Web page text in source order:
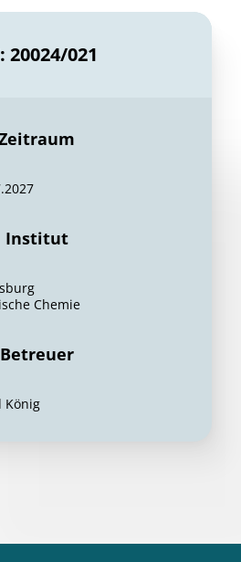
20024/021
Institut
Chemie
Betreuer
König